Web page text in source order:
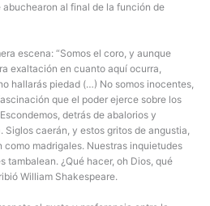
al final de la función de
escena: “Somos el coro, y aunque
exaltación en cuanto aquí ocurra,
hallarás piedad (…) No somos inocentes,
que el poder ejerce sobre los
detrás de abalorios y
Siglos caerán, y estos gritos de angustia,
como madrigales. Nuestras inquietudes
tambalean. ¿Qué hacer, oh Dios, qué
William Shakespeare.